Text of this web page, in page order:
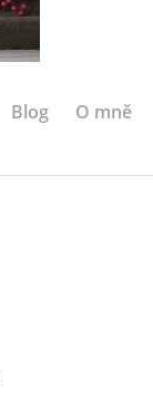
Blog O mně